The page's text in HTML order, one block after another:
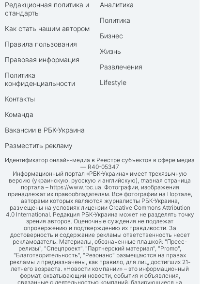
Редакционная политика и
стандарты
Как стать нашим автором
Правила пользования
Правовая информация
Политика
конфиденциальности
Контакты
Команда
Вакансии в РБК-Украина
Разместить рекламу
Аналитика
Политика
Бизнес
Жизнь
Развлечения
Lifestyle
Идентификатор онлайн-медиа в Реестре субъектов в сфере медиа
— R40-05347
Информационный портал «РБК-Украина» имеет трехязычную
версию (украинскую, русскую и английскую), главная страница
портала – https://www.rbc.ua. Фотографии, изображения
принадлежат их правообладателям. Все фотографии на Портале,
авторами которых являются журналисты РБК-Украина,
размещены на условиях лицензии Creative Commons Attribution
4.0 International. Редакция РБК-Украина может не разделять точку
зрения авторов. Оценочные суждения не подлежат
опровержению и подтверждению их правдивости. За
достоверность и содержание рекламы ответственность несет
рекламодатель. Материалы, обозначенные плашкой: "Пресс-
релизы", "Спецпроект", "Партнерский материал", "Promo",
"Благотворительность", "Резонанс" размещаются на правах
рекламы и предназначены, как правило, для лиц, достигших 21-
летнего возраста. «Новости компании» – это информационный
формат, охватывающий новости, события и объявления,
связанные с деятельностью компаний, базирующиеся на